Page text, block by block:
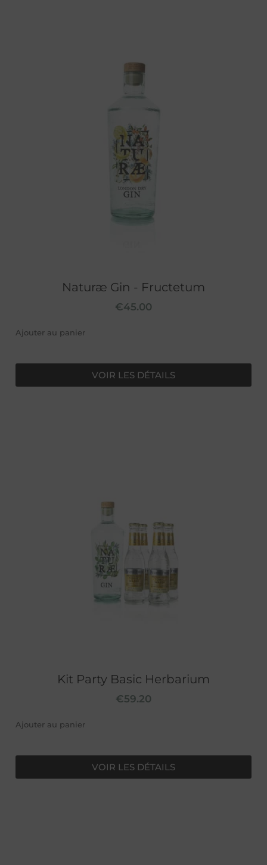
Naturæ Gin - Fructetum
€45.00
Ajouter au panier
VOIR LES DÉTAILS
Kit Party Basic Herbarium
€59.20
Ajouter au panier
VOIR LES DÉTAILS